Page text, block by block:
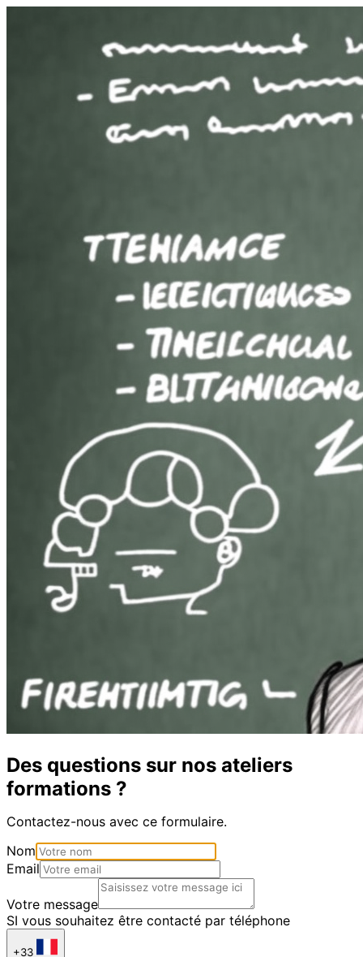
Des questions sur nos ateliers
formations ?
Contactez-nous avec ce formulaire.
Nom
Email
Votre message
SI vous souhaitez être contacté par téléphone
+33